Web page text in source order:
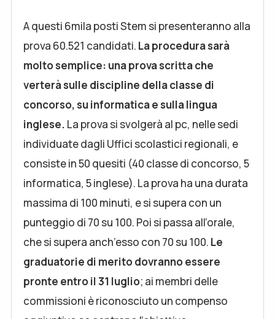
A questi 6mila posti Stem si presenteranno alla
prova 60.521 candidati. La procedura sarà
molto semplice: una prova scritta che
verterà sulle discipline della classe di
concorso, su informatica e sulla lingua
inglese. La prova si svolgerà al pc, nelle sedi
individuate dagli Uffici scolastici regionali, e
consiste in 50 quesiti (40 classe di concorso, 5
informatica, 5 inglese). La prova ha una durata
massima di 100 minuti, e si supera con un
punteggio di 70 su 100. Poi si passa all’orale,
che si supera anch’esso con 70 su 100. Le
graduatorie di merito dovranno essere
pronte entro il 31 luglio; ai membri delle
commissioni è riconosciuto un compenso